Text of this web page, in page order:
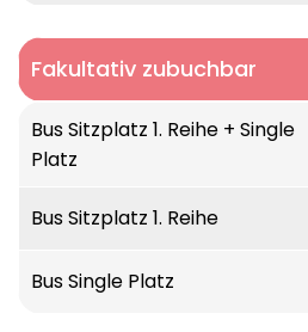
Fakultativ zubuchbar
Bus Sitzplatz 1. Reihe + Single
Platz
Bus Sitzplatz 1. Reihe
Bus Single Platz